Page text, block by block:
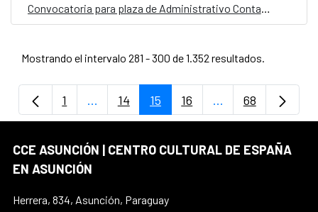
Mostrando el intervalo 281 - 300 de 1.352 resultados.
Página
1 ...Páginas intermedias Use TAB para
Página
14 Página
15 Página
16 ...PáginasPágina
68
CCE ASUNCIÓN | CENTRO CULTURAL DE ESPAÑA
EN ASUNCIÓN
Herrera, 834, Asunción, Paraguay